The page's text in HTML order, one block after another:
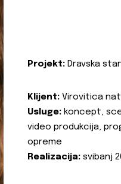
Projekt: Dravska
Klijent: Virovitica
Usluge: koncept,
video produkcija,
opreme
Realizacija: svibanj